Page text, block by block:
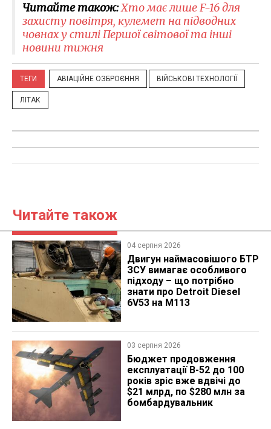
Читайте також:Хто має лише F-16 для
захисту повітря, кулемет на підводних
човнах у стилі Першої світової та інші
новини тижня
ТЕГИ АВІАЦІЙНЕ ОЗБРОЄННЯ ВІЙСЬКОВІ ТЕХНОЛОГІЇ
ЛІТАК
Читайте також
04 серпня 2026
​Двигун наймасовішого БТР
ЗСУ вимагає особливого
підходу – що потрібно
знати про Detroit Diesel
6V53 на M113
03 серпня 2026
Бюджет продовження
експлуатації B-52 до 100
років зріс вже вдвічі до
$21 млрд, по $280 млн за
бомбардувальник